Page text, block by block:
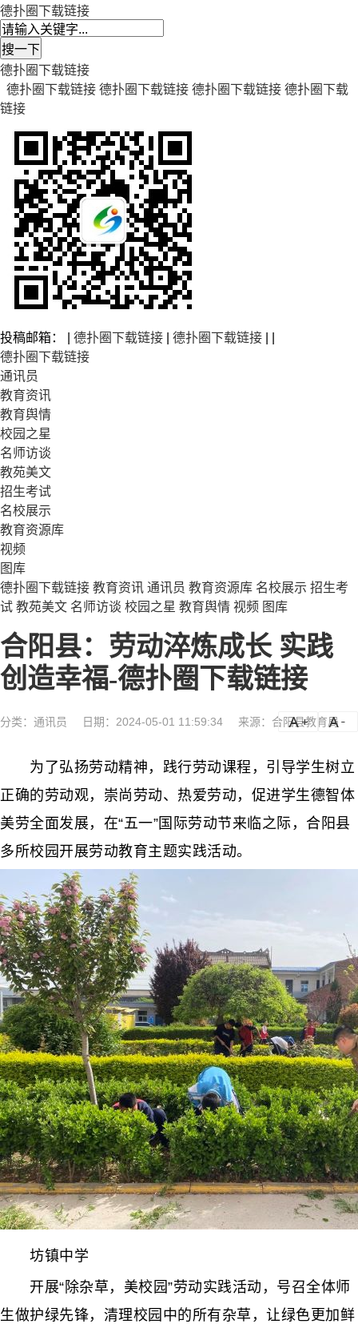
德扑圈下载链接
德扑圈下载链接
德扑圈下载链接 德扑圈下载链接 德扑圈下载链接 德扑圈下载
链接
投稿邮箱： | 德扑圈下载链接 德扑圈下载链接
德扑圈下载链接
通讯员
教育资讯
教育舆情
校园之星
名师访谈
教苑美文
招生考试
名校展示
教育资源库
视频
图库
德扑圈下载链接 教育资讯 通讯员 教育资源库 名校展示 招生考
试 教苑美文 名师访谈 校园之星 教育舆情 视频 图库
合阳县：劳动淬炼成长 实践
创造幸福-德扑圈下载链接
分类： 通讯员 日期：2024-05-01 11:59:34 来源：合阳县教育局
a
为了弘扬劳动精神，践行劳动课程，引导学生树立
正确的劳动观，崇尚劳动、热爱劳动，促进学生德智体
美劳全面发展，在“五一”国际劳动节来临之际，合阳县
多所校园开展劳动教育主题实践活动。
坊镇中学
开展“除杂草，美校园”劳动实践活动，号召全体师
生做护绿先锋，清理校园中的所有杂草，让绿色更加鲜